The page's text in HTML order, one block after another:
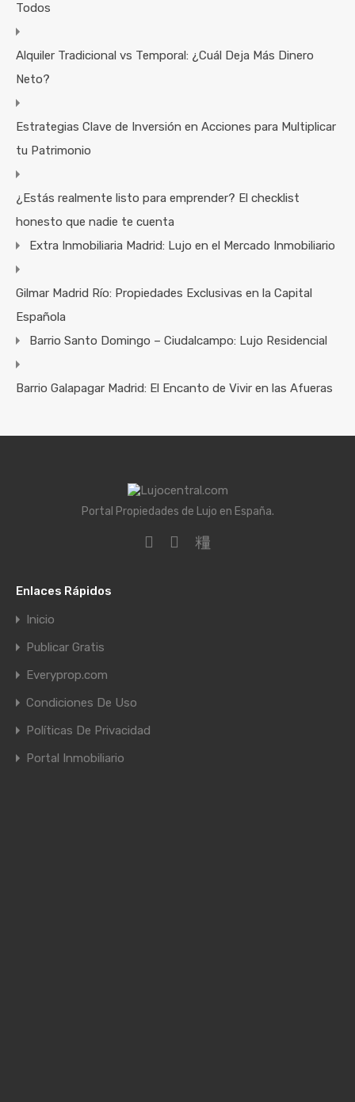
Todos
Alquiler Tradicional vs Temporal: ¿Cuál Deja Más Dinero
Neto?
Estrategias Clave de Inversión en Acciones para Multiplicar
tu Patrimonio
¿Estás realmente listo para emprender? El checklist
honesto que nadie te cuenta
Extra Inmobiliaria Madrid: Lujo en el Mercado Inmobiliario
Gilmar Madrid Río: Propiedades Exclusivas en la Capital
Española
Barrio Santo Domingo – Ciudalcampo: Lujo Residencial
Barrio Galapagar Madrid: El Encanto de Vivir en las Afueras
Portal Propiedades de Lujo en España.
Enlaces Rápidos
Inicio
Publicar Gratis
Everyprop.com
Condiciones De Uso
Políticas De Privacidad
Portal Inmobiliario